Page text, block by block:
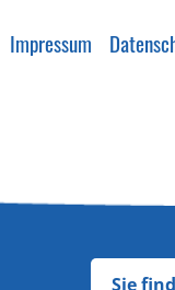
Impressum
Sie